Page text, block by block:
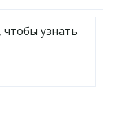
, чтобы узнать